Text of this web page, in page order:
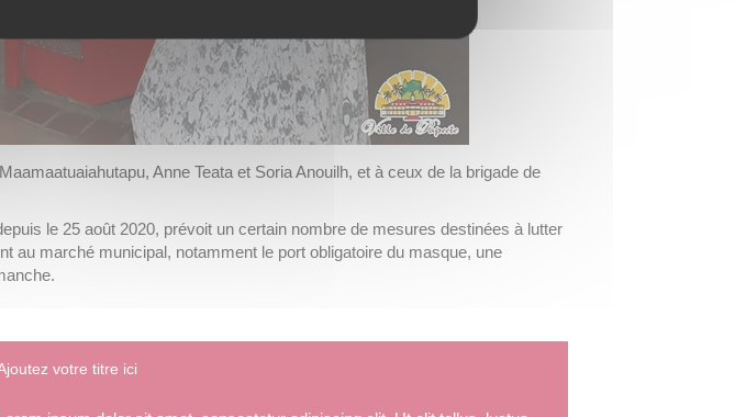
Anne Teata et Soria Anouilh, et à ceux de la brigade de
le 25 août 2020, prévoit un certain nombre de mesures destinées à lutter
au marché municipal, notamment le port obligatoire du masque, une
votre titre ici